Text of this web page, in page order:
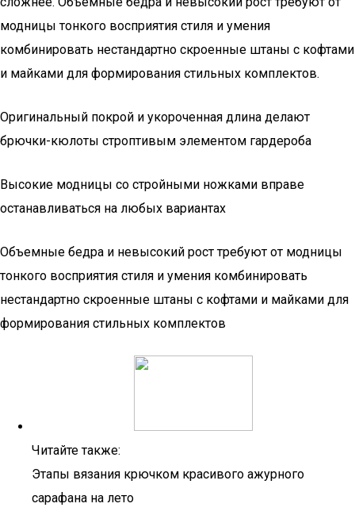
модницы тонкого восприятия стиля и умения
комбинировать нестандартно скроенные штаны с кофтами
и майками для формирования стильных комплектов.
Оригинальный покрой и укороченная длина делают
брючки-кюлоты строптивым элементом гардероба
Высокие модницы со стройными ножками вправе
останавливаться на любых вариантах
Объемные бедра и невысокий рост требуют от модницы
тонкого восприятия стиля и умения комбинировать
нестандартно скроенные штаны с кофтами и майками для
формирования стильных комплектов
Читайте также:
Этапы вязания крючком красивого ажурного
сарафана на лето